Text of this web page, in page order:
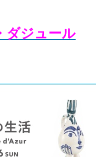
ダジュール